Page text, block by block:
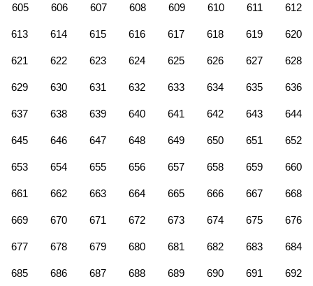
605 606 607 608 609 610 611 612
613 614 615 616 617 618 619 620
621 622 623 624 625 626 627 628
629 630 631 632 633 634 635 636
637 638 639 640 641 642 643 644
645 646 647 648 649 650 651 652
653 654 655 656 657 658 659 660
661 662 663 664 665 666 667 668
669 670 671 672 673 674 675 676
677 678 679 680 681 682 683 684
685 686 687 688 689 690 691 692